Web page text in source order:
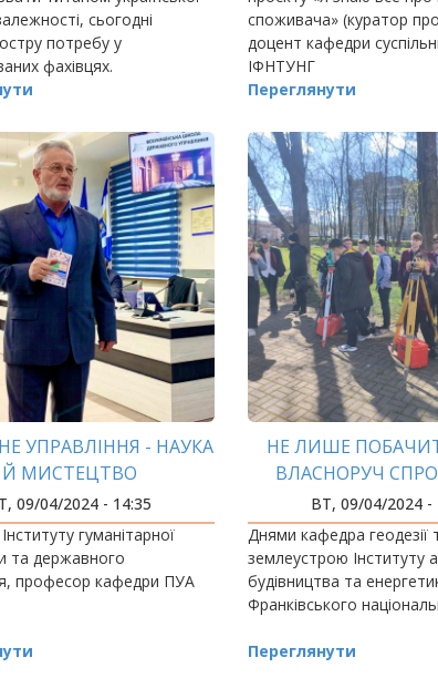
сьогодні
потребу у
фахівцях.
споживача» (куратор
доцент кафедри
ІФНТУНГ
Переглянути
УПРАВЛІННЯ - НАУКА
Й МИСТЕЦТВО
09/04/2024 - 14:35
гуманітарної
та державного
професор кафедри ПУА
НЕ ЛИШЕ
ВЛАСНОРУЧ
ВТ, 09/04/2024 -
Днями кафедра геодезії
землеустрою Інституту
будівництва та
Франківського
Переглянути